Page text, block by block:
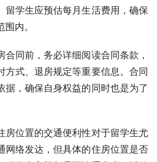
留学生应预估每月生活费用，确保
内。
合同前，务必详细阅读合同条款，
方式、退房规定等重要信息。合同
据，确保自身权益的同时也是为了
房位置的交通便利性对于留学生尤
网络发达，但具体的住房位置是否